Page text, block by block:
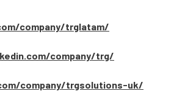
company/trglatam/
company/trg/
company/trgsolutions-uk/